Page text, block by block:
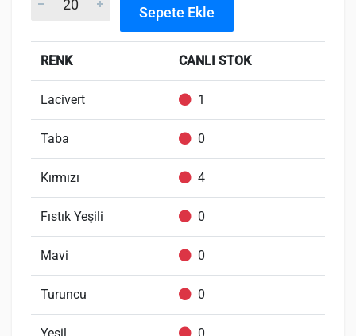
Sepete Ekle
RENK CANLI STOK
Lacivert 1
Taba 0
Kırmızı 4
Fıstık Yeşili 0
Mavi 0
Turuncu 0